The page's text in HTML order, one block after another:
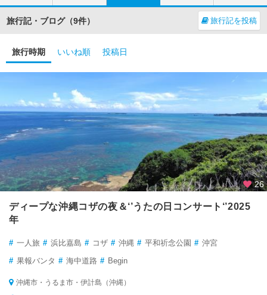
旅行記・ブログ（9件） 旅行記を投稿
旅行時期 いいね順 投稿日
26
ディープな沖縄コザの夜＆‘’うたの日コンサート‘’2025
年
# 一人旅 # 浜比嘉島 # コザ # 沖縄 # 平和祈念公園 # 沖宮
# 果報バンタ # 海中道路 # Begin
沖縄市・うるま市・伊計島（沖縄）